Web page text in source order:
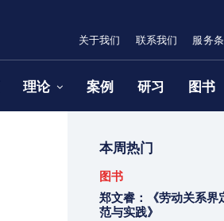
关于我们 联系我们 服务
理论 案例 研习 图书
本周热门
图书
郑文睿：《劳动关系界
范与实践》